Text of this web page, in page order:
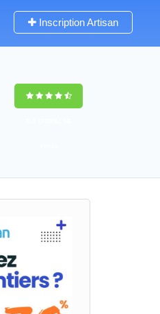
Inscription Artisan